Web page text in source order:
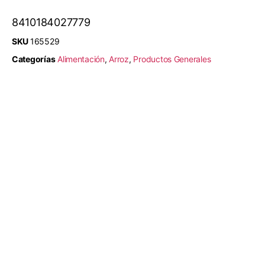
8410184027779
SKU165529
Categorías Alimentación,Arroz, Productos Generales